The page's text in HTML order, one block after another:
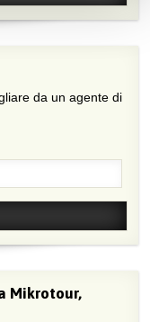
da un agente di
Mikrotour,